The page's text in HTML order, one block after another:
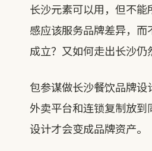
长沙元素可以用，但不
感应该服务品牌差异，
成立？又如何走出长沙仍
包参谋做长沙餐饮品牌设
外卖平台和连锁复制放
设计才会变成品牌资产。